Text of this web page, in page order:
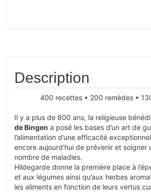
Description
400 recettes • 200 remèdes •
Il y a plus de 800 ans, la religieuse
de Bingen a posé les bases d’un art de
l’alimentation d’une efficacité
encore aujourd’hui de prévenir et soigner
nombre de maladies.
Hildegarde donne la première place à
et aux légumes ainsi qu’aux herbes
les aliments en fonction de leurs vertus